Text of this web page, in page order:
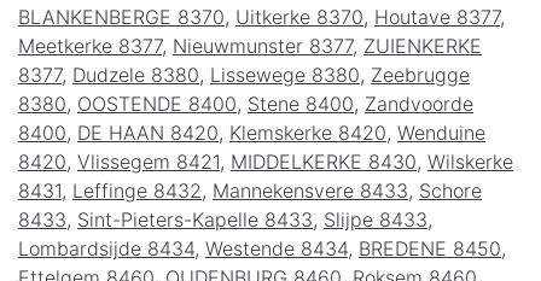
BLANKENBERGE 8370, Uitkerke 8370, Houtave 8377,
Meetkerke 8377, Nieuwmunster 8377, ZUIENKERKE
8377, Dudzele 8380, Lissewege 8380, Zeebrugge
8380, OOSTENDE 8400, Stene 8400, Zandvoorde
8400, DE HAAN 8420, Klemskerke 8420, Wenduine
8420, Vlissegem 8421, MIDDELKERKE 8430, Wilskerke
8431, Leffinge 8432 , Mannekensvere 8433, Schore
8433, Sint-Pieters-Kapelle 8433, Slijpe 8433,
Lombardsijde 8434, Westende 8434, BREDENE 8450,